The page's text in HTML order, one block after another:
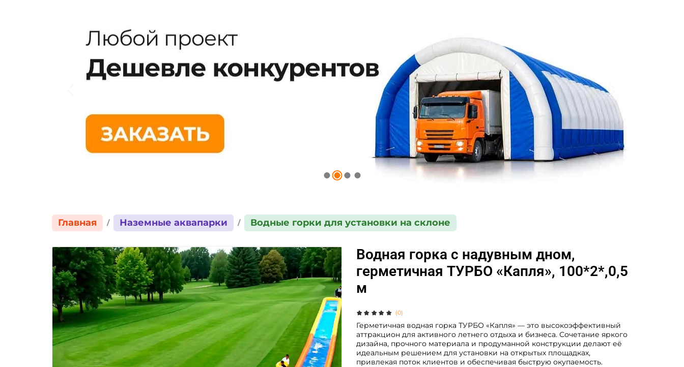
Главная Наземные аквапарки Водные горки для установки на склоне
(0)
Водная горка с надувным дном,
герметичная ТУРБО «Капля», 100*2*,0,5
м
Герметичная водная горка ТУРБО «Капля» — это высокоэффективный
аттракцион для активного летнего отдыха и бизнеса. Сочетание яркого
дизайна, прочного материала и продуманной конструкции делают её
идеальным решением для установки на открытых площадках,
привлекая поток клиентов и обеспечивая быструю окупаемость.